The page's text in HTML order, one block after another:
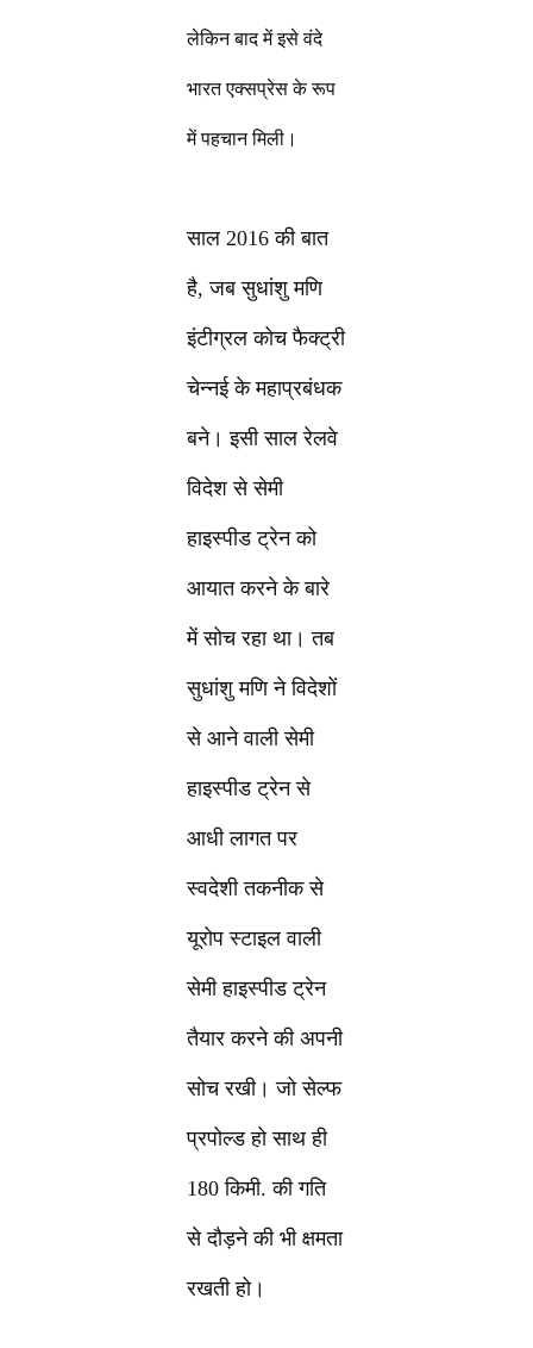
लेकिन बाद में इसे वंदे
भारत एक्सप्रेस के रूप
में पहचान मिली।
साल 2016 की बात
है, जब सुधांशु मणि
इंटीग्रल कोच फैक्ट्री
चेन्नई के महाप्रबंधक
बने। इसी साल रेलवे
विदेश से सेमी
हाइस्पीड ट्रेन को
आयात करने के बारे
में सोच रहा था। तब
सुधांशु मणि ने विदेशों
से आने वाली सेमी
हाइस्पीड ट्रेन से
आधी लागत पर
स्वदेशी तकनीक से
यूरोप स्टाइल वाली
सेमी हाइस्पीड ट्रेन
तैयार करने की अपनी
सोच रखी। जो सेल्फ
प्रपोल्ड हो साथ ही
180 किमी. की गति
से दौड़ने की भी क्षमता
रखती हो।